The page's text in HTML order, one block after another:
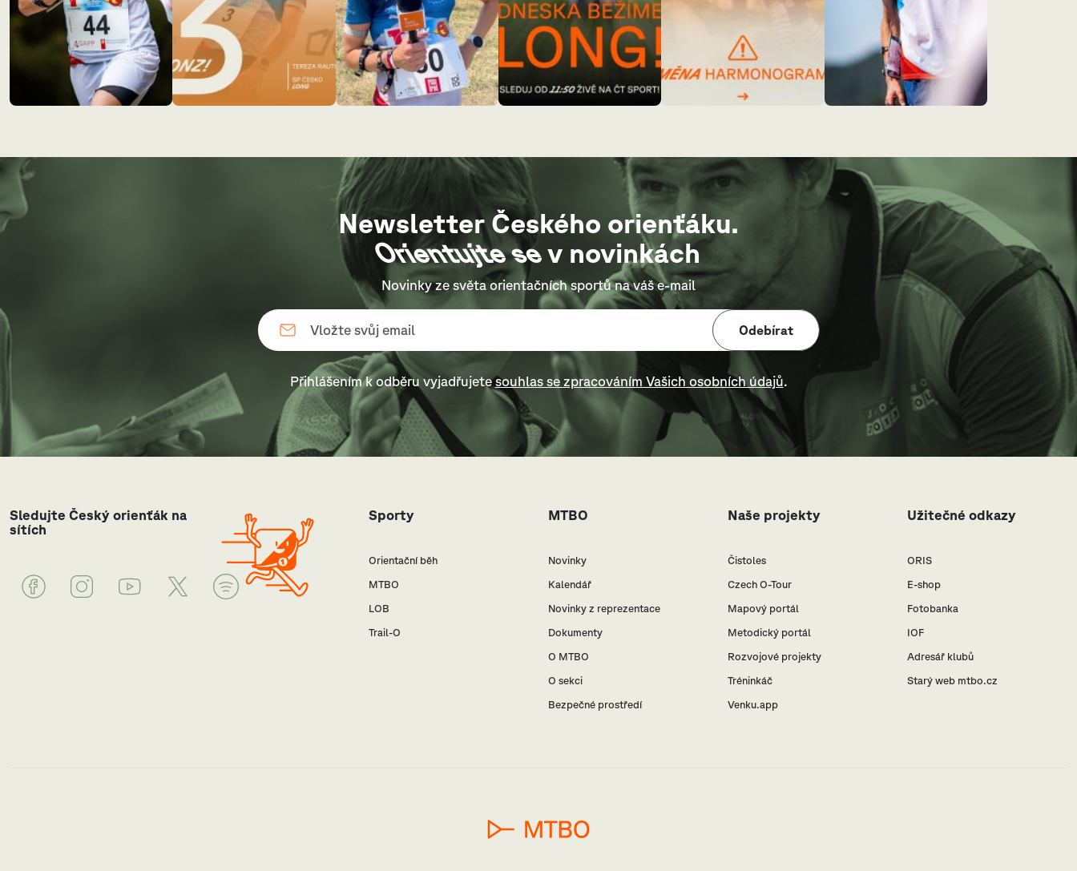
Newsletter Českého orienťáku.
Orientujte sev novinkách
Novinky ze světa orientačních sportů na váš e-mail
Odebírat
Přihlášením k odběru vyjadřujetesouhlas se zpracováním Vašich osobních údajů.
Sledujte Český orienťák na
sítích
Sporty
Orientační běh
MTBO
LOB
Trail-O
MTBO
Novinky
Kalendář
Novinky z reprezentace
Dokumenty
O MTBO
O sekci
Bezpečné prostředí
Naše projekty
Čistoles
Czech O-Tour
Mapový portál
Metodický portál
Rozvojové projekty
Tréninkáč
Venku.app
Užitečné odkazy
ORIS
E-shop
Fotobanka
IOF
Adresář klubů
Starý web mtbo.cz